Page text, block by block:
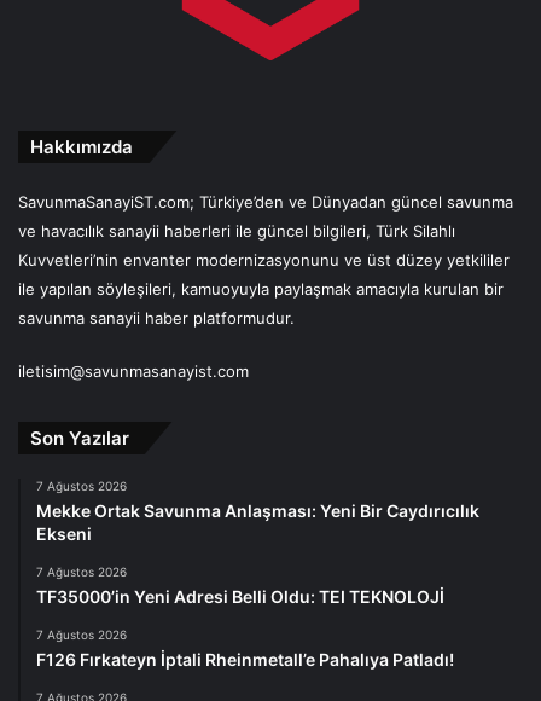
Hakkımızda
SavunmaSanayiST.com; Türkiye’den ve Dünyadan güncel savunma
ve havacılık sanayii haberleri ile güncel bilgileri, Türk Silahlı
Kuvvetleri’nin envanter modernizasyonunu ve üst düzey yetkililer
ile yapılan söyleşileri, kamuoyuyla paylaşmak amacıyla kurulan bir
savunma sanayii haber platformudur.
iletisim@savunmasanayist.com
Son Yazılar
7 Ağustos 2026
Mekke Ortak Savunma Anlaşması: Yeni Bir Caydırıcılık
Ekseni
7 Ağustos 2026
TF35000’in Yeni Adresi Belli Oldu: TEI TEKNOLOJİ
7 Ağustos 2026
F126 Fırkateyn İptali Rheinmetall’e Pahalıya Patladı!
7 Ağustos 2026